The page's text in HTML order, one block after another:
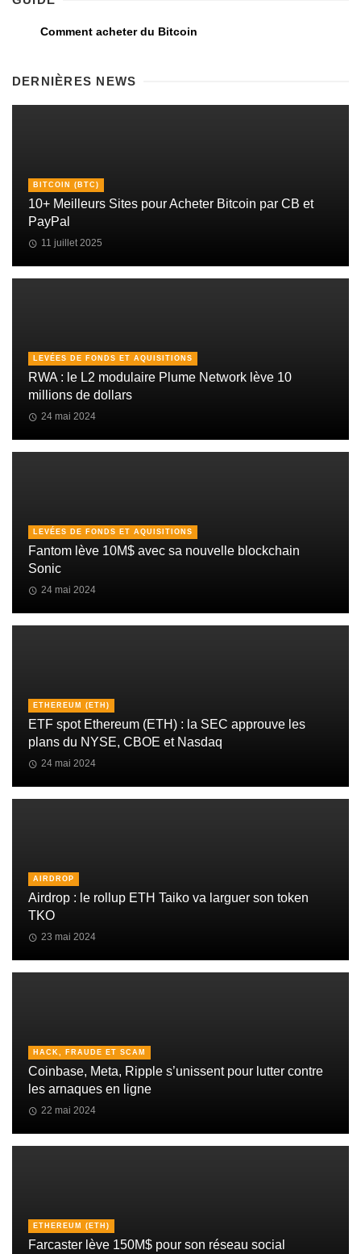
Comment acheter du Bitcoin
DERNIÈRES NEWS
BITCOIN (BTC)
10+ Meilleurs Sites pour Acheter Bitcoin par CB et
PayPal
11 juillet 2025
LEVÉES DE FONDS ET AQUISITIONS
RWA : le L2 modulaire Plume Network lève 10
millions de dollars
24 mai 2024
LEVÉES DE FONDS ET AQUISITIONS
Fantom lève 10M$ avec sa nouvelle blockchain
Sonic
24 mai 2024
ETHEREUM (ETH)
ETF spot Ethereum (ETH) : la SEC approuve les
plans du NYSE, CBOE et Nasdaq
24 mai 2024
AIRDROP
Airdrop : le rollup ETH Taiko va larguer son token
TKO
23 mai 2024
HACK, FRAUDE ET SCAM
Coinbase, Meta, Ripple s’unissent pour lutter contre
les arnaques en ligne
22 mai 2024
ETHEREUM (ETH)
Farcaster lève 150M$ pour son réseau social